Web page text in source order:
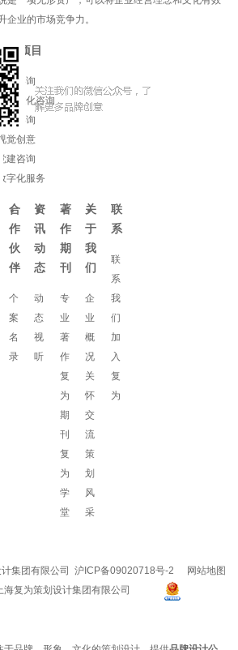
企业的市场竞争力。
务项目
牌咨询
业文化咨询
长咨询
觉创意
建咨询
字化服务
合
作
伙
伴
个
案
名
录
资
讯
动
态
动
态
视
听
著
作
期
刊
专
业
著
作
复
为
期
刊
复
为
学
堂
关
于
我
们
企
业
概
况
关
怀
交
流
策
划
风
采
联
系
联
系
我
们
加
入
复
为
网站地图
集团有限公司 沪ICP备09020718号-2
海复为策划设计集团有限公司